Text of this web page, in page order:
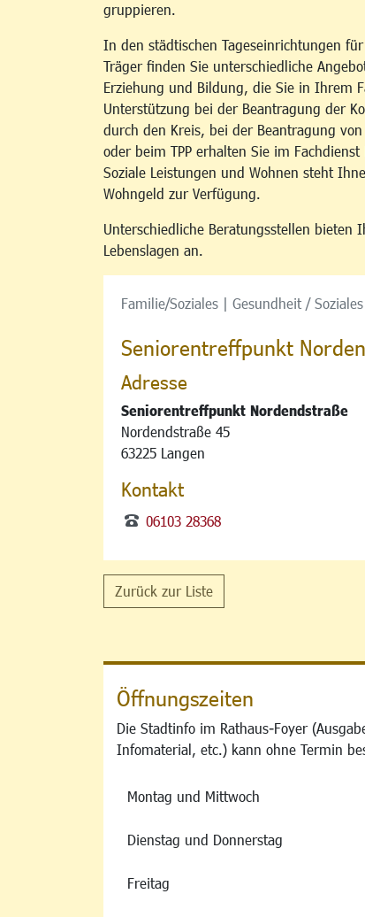
gruppieren.
In den städtischen Tageseinrichtungen
Träger finden Sie unterschiedliche
Erziehung und Bildung, die Sie in Ihrem
Unterstützung bei der Beantragung der
durch den Kreis, bei der Beantragung
oder beim TPP erhalten Sie im
Soziale Leistungen und Wohnen steht
Wohngeld zur Verfügung.
Unterschiedliche Beratungsstellen bieten
Lebenslagen an.
Familie/Soziales | Gesundheit /
Seniorentreffpunkt
Adresse
Seniorentreffpunkt Nordendstraße
Nordendstraße 45
63225 Langen
Kontakt
06103 28368
Zurück zur Liste
Öffnungszeiten
Die Stadtinfo im Rathaus-Foyer
Infomaterial, etc.) kann ohne Termin
Montag und Mittwoch
Dienstag und Donnerstag
Freitag